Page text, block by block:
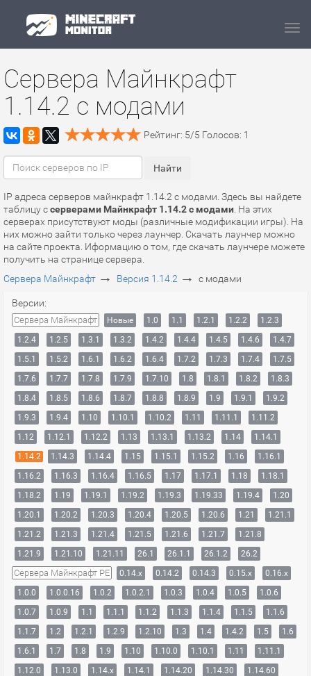
Сервера Майнкрафт
1.14.2 с модами
Рейтинг: 5/5 Голосов: 1
IP адреса серверов майнкрафт 1.14.2 с модами. Здесь вы найдете
таблицу ссерверами Майнкрафт 1.14.2 с модами . На этих
серверах присутствуют моды (различные модификации игры). На
них можно зайти только через лаунчер. Скачать лаунчер можно
на сайте проекта. Иформацию о том, где скачать лаунчере можете
получить на странице сервера.
Сервера Майнкрафт → Версия 1.14.2 → с модами
Версии:
Сервера Майнкрафт Новые 1.0 1.1 1.2.1 1.2.2
1.2.3
1.2.4
1.2.5 1.3.1 1.3.2 1.4.2 1.4.4 1.4.5 1.4.6
1.4.7
1.5.1
1.5.2 1.6.1 1.6.2 1.6.4 1.7.2 1.7.3 1.7.4
1.7.5
1.7.6
1.7.7 1.7.8 1.7.9 1.7.10 1.8 1.8.1 1.8.2
1.8.3
1.8.4
1.8.5 1.8.6 1.8.7 1.8.8 1.8.9 1.9 1.9.1
1.9.2
1.9.3
1.9.4 1.10 1.10.1 1.10.2 1.11 1.11.1
1.11.2
1.12
1.12.1 1.12.2 1.13 1.13.1 1.13.2 1.14
1.14.1
1.14.2
1.14.3 1.14.4 1.15 1.15.1 1.15.2 1.16
1.16.1
1.16.2
1.16.3 1.16.4 1.16.5 1.17 1.17.1 1.18
1.18.1
1.18.2
1.19 1.19.1 1.19.2 1.19.3 1.19.33 1.19.4
1.20
1.20.1
1.20.2 1.20.3 1.20.4 1.20.5 1.20.6 1.21
1.21.1
1.21.2
1.21.3 1.21.4 1.21.5 1.21.6 1.21.7
1.21.8
1.21.9
1.21.10 1.21.11 26.1 26.1.1 26.1.2 26.2
Сервера Майнкрафт PE 0.14.x 0.14.2 0.14.3 0.15.x
0.16.x
1.0.0
1.0.0.16 1.0.2 1.0.2.1 1.0.3 1.0.4 1.0.5
1.0.6
1.0.7
1.0.9 1.1 1.1.1 1.1.2 1.1.3 1.1.4 1.1.5
1.1.6
1.1.7
1.2 1.2.1 1.2.9 1.2.10 1.3 1.4 1.4.2 1.5
1.6
1.6.1
1.7 1.8 1.9 1.10 1.10.0 1.10.1 1.11
1.11.1
1.12.0
1.13.0 1.14.x 1.14.1 1.14.20 1.14.30
1.14.60